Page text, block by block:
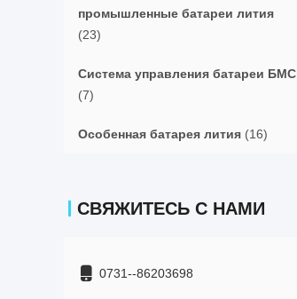
промышленные батареи лития
(23)
Система управления батареи БМС
(7)
Особенная батарея лития (16)
СВЯЖИТЕСЬ С НАМИ
0731--86203698